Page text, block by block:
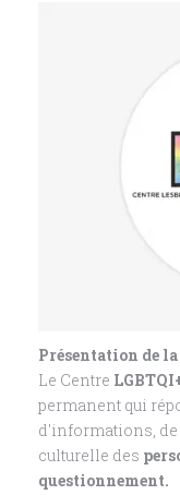
Présentation de
Le Centre
permanent qui
d'informations,
culturelle des
questionnement.